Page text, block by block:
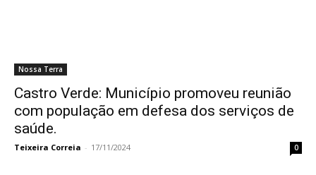
Nossa Terra
Castro Verde: Município promoveu reunião
com população em defesa dos serviços de
saúde.
Teixeira Correia - 17/11/2024 0